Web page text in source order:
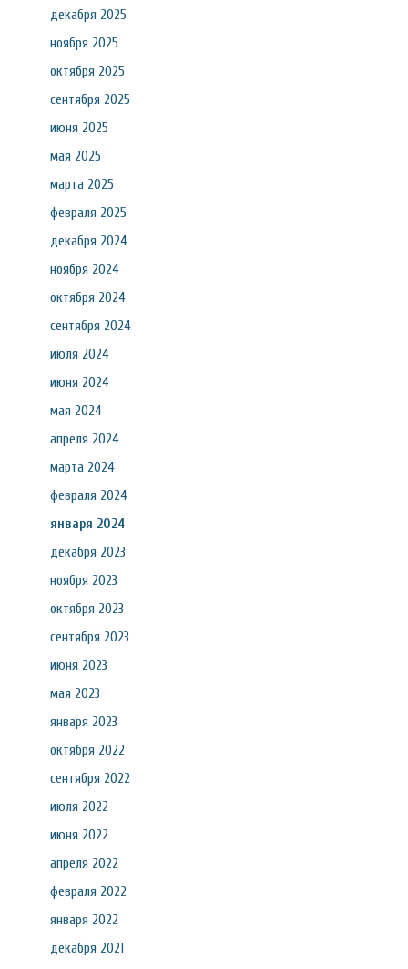
декабря 2025
ноября 2025
октября 2025
сентября 2025
июня 2025
мая 2025
марта 2025
февраля 2025
декабря 2024
ноября 2024
октября 2024
сентября 2024
июля 2024
июня 2024
мая 2024
апреля 2024
марта 2024
февраля 2024
января 2024
декабря 2023
ноября 2023
октября 2023
сентября 2023
июня 2023
мая 2023
января 2023
октября 2022
сентября 2022
июля 2022
июня 2022
апреля 2022
февраля 2022
января 2022
декабря 2021